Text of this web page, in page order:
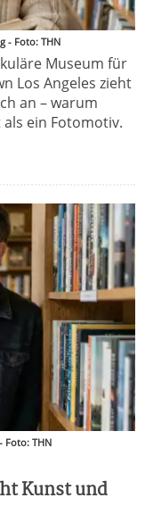
- Foto: THN
Museum für
Los Angeles zieht
an – warum
ein Fotomotiv.
Foto: THN
Kunst und